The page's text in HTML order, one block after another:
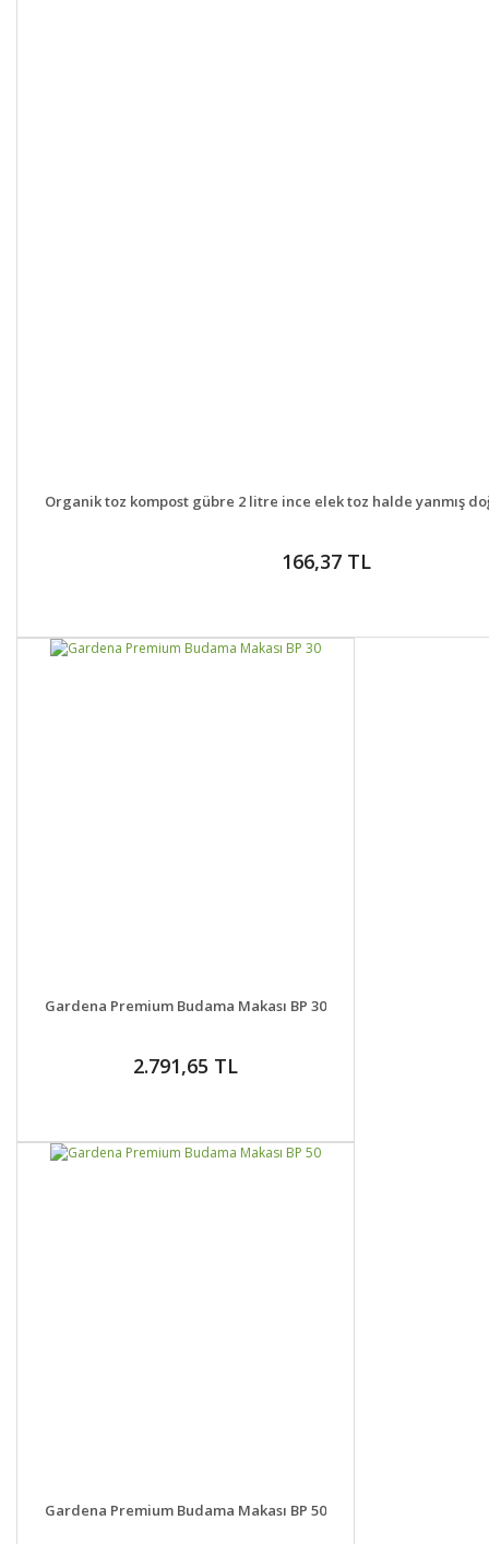
DETAYLAR
Organik toz kompost gübre 2 litre ince elek toz halde yanmış
166,37 TL
DETAYLAR
Gardena Premium Budama Makası BP 30
2.791,65 TL
DETAYLAR
Gardena Premium Budama Makası BP 50